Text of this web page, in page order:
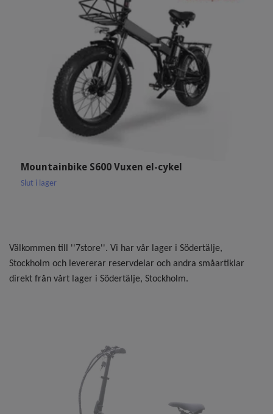
Välkommen till ''7store''. Vi har vår lager i Södertälje,
Stockholm och levererar reservdelar och andra småartiklar
direkt från vårt lager i Södertälje, Stockholm.
Mountainbike S600 Vuxen el-cykel
Slut i lager